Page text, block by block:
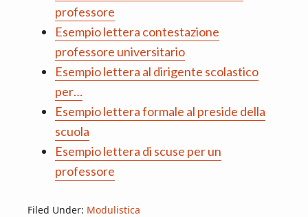
professore
Esempio lettera contestazione
professore universitario
Esempio lettera al dirigente scolastico
per…
Esempio lettera formale al preside della
scuola
Esempio lettera di scuse per un
professore
Filed Under: Modulistica